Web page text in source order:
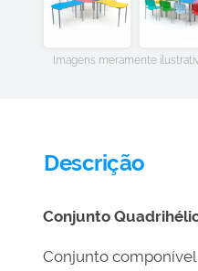
Imagens meramente
Descrição
Conjunto
Conjunto